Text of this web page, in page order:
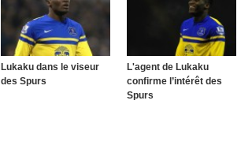
Lukaku dans le viseur
des Spurs
L'agent de Lukaku
confirme l’intérêt des
Spurs